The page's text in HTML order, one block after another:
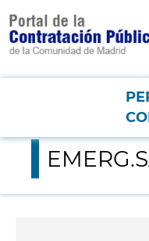
contenido
principal
MenúEMERG.SANIT.